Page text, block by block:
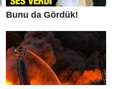
Bunu da Gördük!